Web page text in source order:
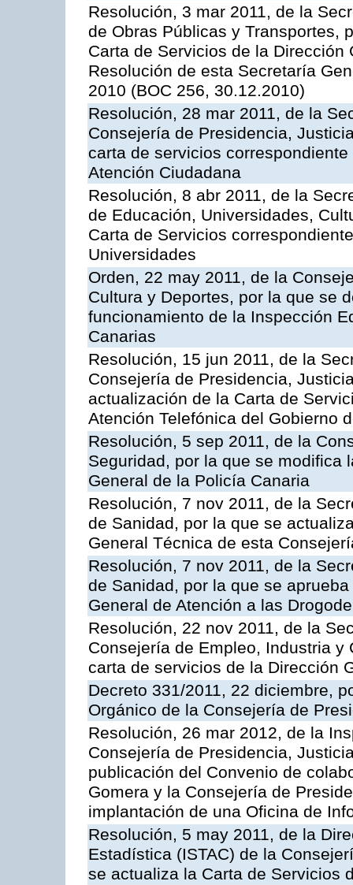
Resolución, 3 mar 2011, de la
de Obras Públicas y Transportes,
Carta de Servicios de la
Resolución de esta Secretaría
2010 (BOC 256, 30.12.2010)
Resolución, 28 mar 2011, de la
Consejería de Presidencia,
carta de servicios
Atención Ciudadana
Resolución, 8 abr 2011, de la
de Educación, Universidades,
Carta de Servicios
Universidades
Orden, 22 may 2011, de la
Cultura y Deportes, por la que se
funcionamiento de la Inspección
Canarias
Resolución, 15 jun 2011, de la
Consejería de Presidencia,
actualización de la Carta de
Atención Telefónica del Gobierno
Resolución, 5 sep 2011, de la
Seguridad, por la que se modifica
General de la Policía Canaria
Resolución, 7 nov 2011, de la
de Sanidad, por la que se
General Técnica de esta
Resolución, 7 nov 2011, de la
de Sanidad, por la que se
General de Atención a las
Resolución, 22 nov 2011, de la
Consejería de Empleo, Industria
carta de servicios de la Dirección
Decreto 331/2011, 22 diciembre,
Orgánico de la Consejería de
Resolución, 26 mar 2012, de la
Consejería de Presidencia,
publicación del Convenio de
Gomera y la Consejería de
implantación de una Oficina de
Resolución, 5 may 2011, de la
Estadística (ISTAC) de la
se actualiza la Carta de Servicios